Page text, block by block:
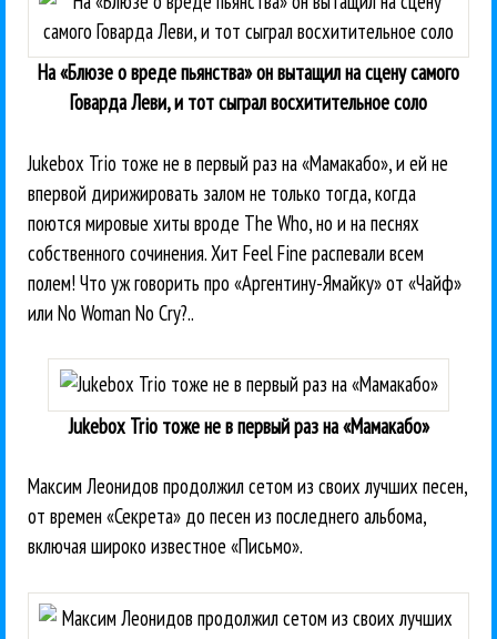
На «Блюзе о вреде пьянства» он вытащил на сцену самого
Говарда Леви, и тот сыграл восхитительное соло
Jukebox Trio тоже не в первый раз на «Мамакабо», и ей не
впервой дирижировать залом не только тогда, когда
поются мировые хиты вроде The Who, но и на песнях
собственного сочинения. Хит Feel Fine распевали всем
полем! Что уж говорить про «Аргентину-Ямайку» от «Чайф»
или No Woman No Cry?..
Jukebox Trio тоже не в первый раз на «Мамакабо»
Максим Леонидов продолжил сетом из своих лучших песен,
от времен «Секрета» до песен из последнего альбома,
включая широко известное «Письмо».